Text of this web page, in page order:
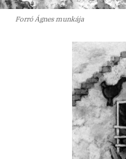
Forró Ágnes munkája